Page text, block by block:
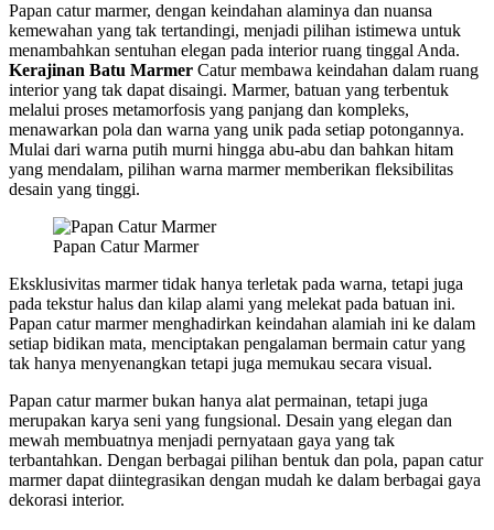
Papan catur marmer, dengan keindahan alaminya dan nuansa
kemewahan yang tak tertandingi, menjadi pilihan istimewa untuk
menambahkan sentuhan elegan pada interior ruang tinggal Anda.
Kerajinan Batu Marmer Catur membawa keindahan dalam ruang
interior yang tak dapat disaingi. Marmer, batuan yang terbentuk
melalui proses metamorfosis yang panjang dan kompleks,
menawarkan pola dan warna yang unik pada setiap potongannya.
Mulai dari warna putih murni hingga abu-abu dan bahkan hitam
yang mendalam, pilihan warna marmer memberikan fleksibilitas
desain yang tinggi.
Papan Catur Marmer
Eksklusivitas marmer tidak hanya terletak pada warna, tetapi juga
pada tekstur halus dan kilap alami yang melekat pada batuan ini.
Papan catur marmer menghadirkan keindahan alamiah ini ke dalam
setiap bidikan mata, menciptakan pengalaman bermain catur yang
tak hanya menyenangkan tetapi juga memukau secara visual.
Papan catur marmer bukan hanya alat permainan, tetapi juga
merupakan karya seni yang fungsional. Desain yang elegan dan
mewah membuatnya menjadi pernyataan gaya yang tak
terbantahkan. Dengan berbagai pilihan bentuk dan pola, papan catur
marmer dapat diintegrasikan dengan mudah ke dalam berbagai gaya
dekorasi interior.